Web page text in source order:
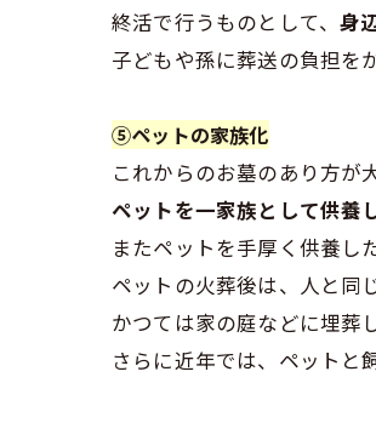
終活で行うものとして、身
子どもや孫に葬送の負担を
⑤ペットの家族化
これからのお墓のあり方が
ペットを一家族として供養
またペットを手厚く供養し
ペットの火葬後は、人と同
かつては家の庭などに埋葬
さらに近年では、ペットと